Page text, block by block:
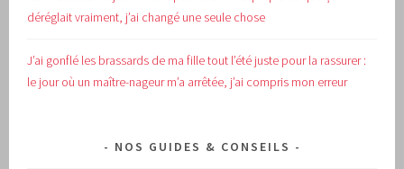
déréglait vraiment, j’ai changé une seule chose
J’ai gonflé les brassards de ma fille tout l’été juste pour la rassurer :
le jour où un maître-nageur m’a arrêtée, j’ai compris mon erreur
NOS GUIDES & CONSEILS